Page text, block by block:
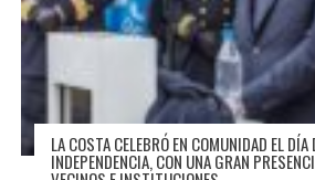
LA COSTA CELEBRÓ EN COMUNIDAD EL DÍA
INDEPENDENCIA, CON UNA GRAN